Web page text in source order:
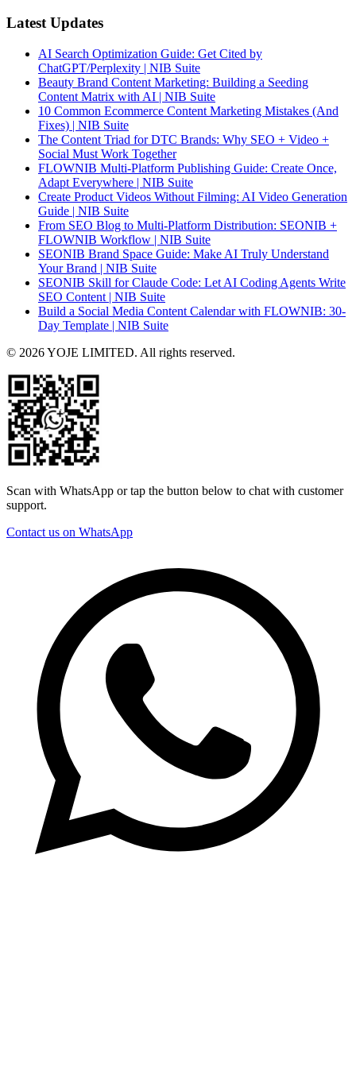
Latest Updates
AI Search Optimization Guide: Get Cited by
ChatGPT/Perplexity | NIB Suite
Beauty Brand Content Marketing: Building a Seeding
Content Matrix with AI | NIB Suite
10 Common Ecommerce Content Marketing Mistakes (And
Fixes) | NIB Suite
The Content Triad for DTC Brands: Why SEO + Video +
Social Must Work Together
FLOWNIB Multi-Platform Publishing Guide: Create Once,
Adapt Everywhere | NIB Suite
Create Product Videos Without Filming: AI Video Generation
Guide | NIB Suite
From SEO Blog to Multi-Platform Distribution: SEONIB +
FLOWNIB Workflow | NIB Suite
SEONIB Brand Space Guide: Make AI Truly Understand
Your Brand | NIB Suite
SEONIB Skill for Claude Code: Let AI Coding Agents Write
SEO Content | NIB Suite
Build a Social Media Content Calendar with FLOWNIB: 30-
Day Template | NIB Suite
© 2026 YOJE LIMITED. All rights reserved.
Scan with WhatsApp or tap the button below to chat with customer
support.
Contact us on WhatsApp